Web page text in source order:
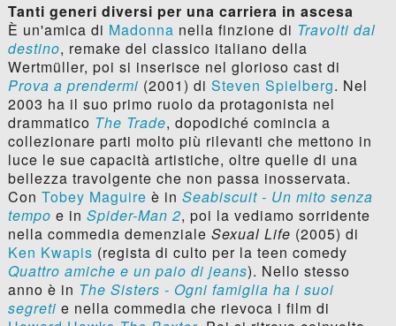
Tanti generi diversi per una carriera in ascesa
È un'amica di Madonna nella finzione di Travolti dal
destino, remake del classico italiano della
Wertmüller, poi si inserisce nel glorioso cast di
Prova a prendermi (2001) di Steven Spielberg. Nel
2003 ha il suo primo ruolo da protagonista nel
drammatico The Trade, dopodiché comincia a
collezionare parti molto più rilevanti che mettono in
luce le sue capacità artistiche, oltre quelle di una
bellezza travolgente che non passa inosservata.
Con Tobey Maguire è in Seabiscuit - Un mito senza
tempo e in Spider-Man 2, poi la vediamo sorridente
nella commedia demenziale Sexual Life (2005) di
Ken Kwapis (regista di culto per la teen comedy
Quattro amiche e un paio di jeans). Nello stesso
anno è in The Sisters - Ogni famiglia ha i suoi
segreti e nella commedia che rievoca i film di